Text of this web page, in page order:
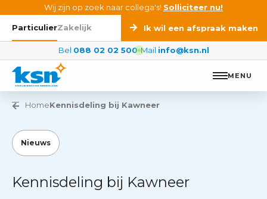
Ga naar de inhoudWij zijn op zoek naar collega's! Solliciteer nu!
ParticulierZakelijk Ik wil een afspraak maken
Bel 088 02 02 500 Mail info@ksn.nl
MENU
Vorige pagina
HomeKennisdeling bij Kawneer
Nieuws
Kennisdeling bij Kawneer